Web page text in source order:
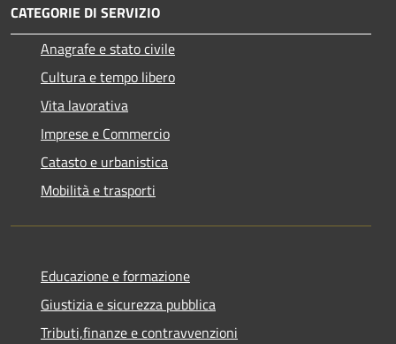
CATEGORIE DI SERVIZIO
Anagrafe e stato civile
Cultura e tempo libero
Vita lavorativa
Imprese e Commercio
Catasto e urbanistica
Mobilità e trasporti
Educazione e formazione
Giustizia e sicurezza pubblica
Tributi,finanze e contravvenzioni